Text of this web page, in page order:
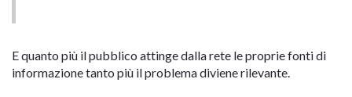
E quanto più il pubblico attinge dalla rete le proprie fonti di
informazione tanto più il problema diviene rilevante.